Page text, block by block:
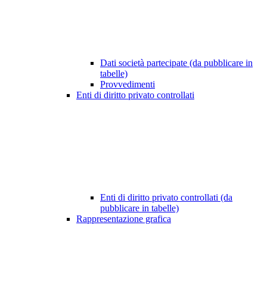
Dati società partecipate (da pubblicare in
tabelle)
Provvedimenti
Enti di diritto privato controllati
Enti di diritto privato controllati (da
pubblicare in tabelle)
Rappresentazione grafica